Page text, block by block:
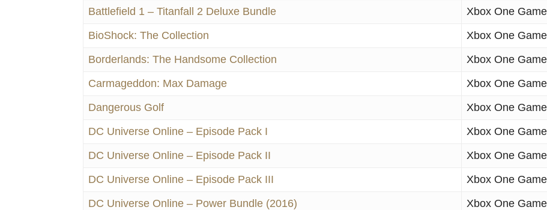
Battlefield 1 – Titanfall 2 Deluxe Bundle
Xbox One Game
BioShock: The Collection
Xbox One Game
Borderlands: The Handsome Collection
Xbox One Game
Carmageddon: Max Damage
Xbox One Game
Dangerous Golf
Xbox One Game
DC Universe Online – Episode Pack I
Xbox One Game
DC Universe Online – Episode Pack II
Xbox One Game
DC Universe Online – Episode Pack III
Xbox One Game
DC Universe Online – Power Bundle (2016)
Xbox One Game